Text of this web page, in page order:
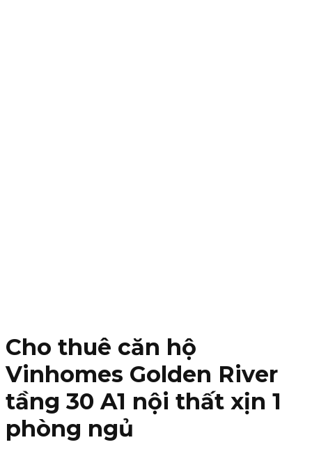
Cho thuê căn hộ
Vinhomes Golden River
tầng 30 A1 nội thất xịn 1
phòng ngủ